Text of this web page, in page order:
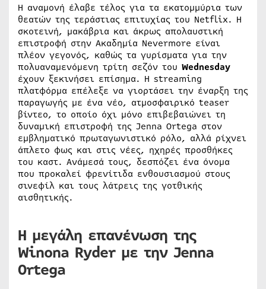
Η αναμονή έλαβε τέλος για τα εκατομμύρια των
θεατών της τεράστιας επιτυχίας του Netflix. Η
σκοτεινή, μακάβρια και άκρως απολαυστική
επιστροφή στην Ακαδημία Nevermore είναι
πλέον γεγονός, καθώς τα γυρίσματα για την
πολυαναμενόμενη τρίτη σεζόν του Wednesday
έχουν ξεκινήσει επίσημα. Η streaming
πλατφόρμα επέλεξε να γιορτάσει την έναρξη της
παραγωγής με ένα νέο, ατμοσφαιρικό teaser
βίντεο, το οποίο όχι μόνο επιβεβαιώνει τη
δυναμική επιστροφή της Jenna Ortega στον
εμβληματικό πρωταγωνιστικό ρόλο, αλλά ρίχνει
άπλετο φως και στις νέες, ηχηρές προσθήκες
του καστ. Ανάμεσά τους, δεσπόζει ένα όνομα
που προκαλεί φρενίτιδα ενθουσιασμού στους
σινεφίλ και τους λάτρεις της γοτθικής
αισθητικής.
Η μεγάλη επανένωση της
Winona Ryder με την Jenna
Ortega